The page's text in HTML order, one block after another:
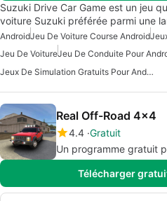
Suzuki Drive Car Game est un jeu
voiture Suzuki préférée parmi une
AndroidJeu De Voiture Course Android
Jeu De VoitureJeu De Conduite Pour
Jeux De Simulation Gratuits Pour Android
Real Off-Road 4x4
4.4 Gratuit
Un programme gratuit
Télécharger